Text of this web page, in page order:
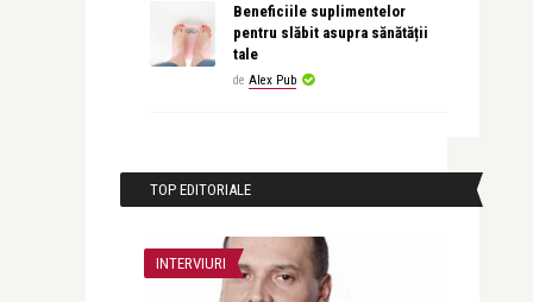
Beneficiile suplimentelor
pentru slăbit asupra sănătății
tale
de Alex Pub
TOP EDITORIALE
INTERVIURI